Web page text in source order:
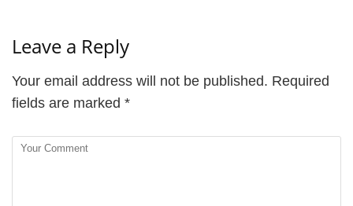
Leave a Reply
Your email address will not be published. Required
fields are marked *